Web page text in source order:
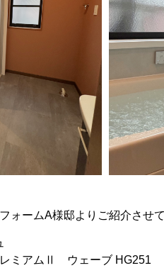
ォームA様邸よりご紹介させ
レミアムⅡ ウェーブ HG251